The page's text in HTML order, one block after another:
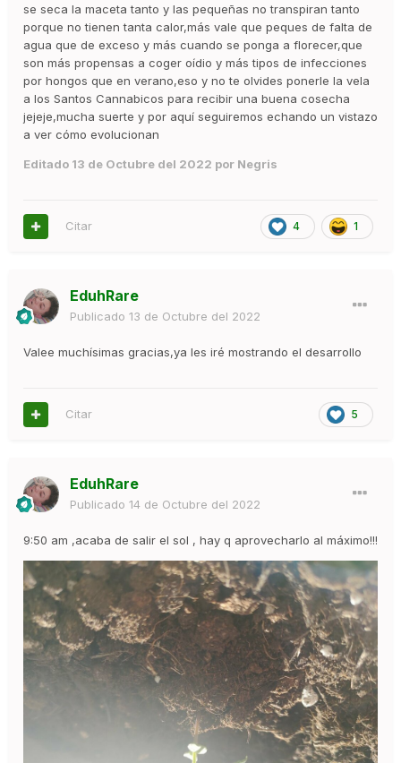
se seca la maceta tanto y las pequeñas no transpiran tanto
porque no tienen tanta calor,más vale que peques de falta de
agua que de exceso y más cuando se ponga a florecer,que
son más propensas a coger oídio y más tipos de infecciones
por hongos que en verano,eso y no te olvides ponerle la vela
a los Santos Cannabicos para recibir una buena cosecha
jejeje,mucha suerte y por aquí seguiremos echando un vistazo
a ver cómo evolucionan
Editado 13 de Octubre del 2022 por Negris
4 1
Citar
EduhRare
Publicado 13 de Octubre del 2022
Valee muchísimas gracias,ya les iré mostrando el desarrollo
5
Citar
EduhRare
Publicado 14 de Octubre del 2022
9:50 am ,acaba de salir el sol , hay q aprovecharlo al máximo!!!